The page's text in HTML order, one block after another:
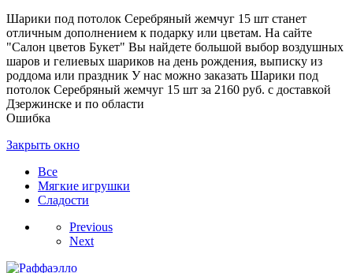
Шарики под потолок Серебряный жемчуг 15 шт станет
отличным дополнением к подарку или цветам. На сайте
"Салон цветов Букет" Вы найдете большой выбор воздушных
шаров и гелиевых шариков на день рождения, выписку из
роддома или праздник У нас можно заказать Шарики под
потолок Серебряный жемчуг 15 шт за 2160 руб. с доставкой
Дзержинске и по области
Ошибка
Закрыть окно
Все
Мягкие игрушки
Сладости
Previous
Next